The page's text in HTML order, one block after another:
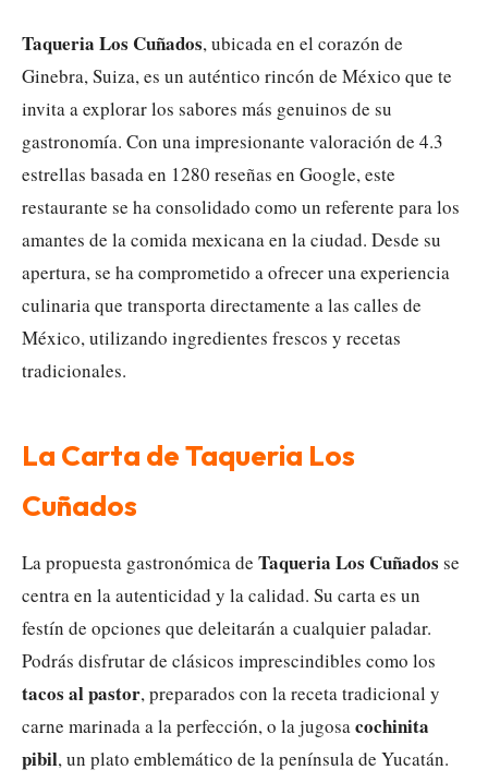
Taqueria Los Cuñados, ubicada en el corazón de
Ginebra, Suiza, es un auténtico rincón de México que te
invita a explorar los sabores más genuinos de su
gastronomía. Con una impresionante valoración de 4.3
estrellas basada en 1280 reseñas en Google, este
restaurante se ha consolidado como un referente para los
amantes de la comida mexicana en la ciudad. Desde su
apertura, se ha comprometido a ofrecer una experiencia
culinaria que transporta directamente a las calles de
México, utilizando ingredientes frescos y recetas
tradicionales.
La Carta de Taqueria Los
Cuñados
La propuesta gastronómica de Taqueria Los Cuñados se
centra en la autenticidad y la calidad. Su carta es un
festín de opciones que deleitarán a cualquier paladar.
Podrás disfrutar de clásicos imprescindibles como los
tacos al pastor, preparados con la receta tradicional y
carne marinada a la perfección, o la jugosacochinita
pibil, un plato emblemático de la península de Yucatán.